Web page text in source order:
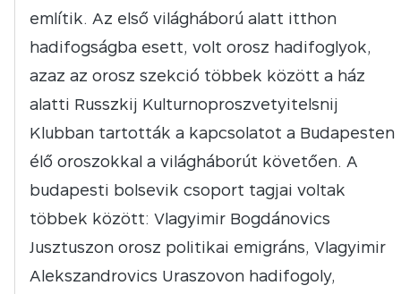
említik. Az első világháború alatt itthon
hadifogságba esett, volt orosz hadifoglyok,
azaz az orosz szekció többek között a ház
alatti Russzkij Kulturnoproszvetyitelsnij
Klubban tartották a kapcsolatot a Budapesten
élő oroszokkal a világháborút követően. A
budapesti bolsevik csoport tagjai voltak
többek között: Vlagyimir Bogdánovics
Jusztuszon orosz politikai emigráns, Vlagyimir
Alekszandrovics Uraszovon hadifogoly,